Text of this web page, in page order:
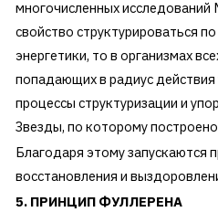
многочисленных
свойство структурироваться
энергетики, то в организмах
попадающих в радиус действия
процессы структуризации и
Звезды, по которому
Благодаря этому запускаются
восстановления и
5. ПРИНЦИП ФУЛЛЕРЕНА